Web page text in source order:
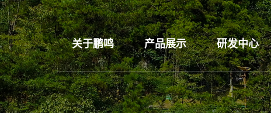
关于鹏鸣 产品展示 研发中心